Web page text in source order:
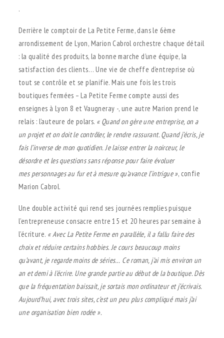
.
Derrière le comptoir de La Petite Ferme, dans le 6ème
arrondissement de Lyon, Marion Cabrol orchestre chaque détail
: la qualité des produits, la bonne marche d’une équipe, la
satisfaction des clients… Une vie de cheffe d’entreprise où
tout se contrôle et se planifie. Mais une fois les trois
boutiques fermées – La Petite Ferme compte aussi des
enseignes à Lyon 8 et Vaugneray -, une autre Marion prend le
relais : l’auteure de polars. « Quand ongère une entreprise, on a
un projet et on doit le contrôler, le rendre rassurant. Quand j’écris, je
fais l’inverse de mon quotidien. Je laisse entrer la noirceur, le
désordre et les questions sans réponse pour faire évoluer
mes personnages au fur et à mesure qu’avance l’intrigue », confie
Marion Cabrol.
Une double activité qui rend ses journées remplies puisque
l’entrepreneuse consacre entre 15 et 20 heures par semaine à
l’écriture. «Avec La Petite Ferme en parallèle, il a fallu faire des
choix et réduire certains hobbies. Je cours beaucoup moins
qu’avant, je regarde moins de séries… Ce roman, j’ai mis environ un
an et demi à l’écrire. Une grande partie au début de la boutique. Dès
que la fréquentation baissait, je sortais mon ordinateur etj’écrivais.
Aujourd’hui, avec trois sites, c’est un peu plus compliqué mais j’ai
une organisation bien rodée ».